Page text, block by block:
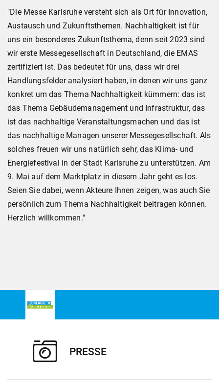
"Die Messe Karlsruhe versteht sich als Ort für Innovation,
Austausch und Zukunftsthemen. Nachhaltigkeit ist für
uns ein besonderes Zukunftsthema, denn seit 2023 sind
wir erste Messegesellschaft in Deutschland, die EMAS
zertifiziert ist. Das bedeutet für uns, dass wir drei
Handlungsfelder analysiert haben, in denen wir uns ganz
konkret um das Thema Nachhaltigkeit kümmern: das ist
das Thema Gebäudemanagement und Infrastruktur, das
ist das nachhaltige Veranstaltungsmachen und das ist
das nachhaltige Managen unserer Messegesellschaft. Als
solches freuen wir uns natürlich sehr, das Klima- und
Energiefestival in der Stadt Karlsruhe zu unterstützen. Am
9. Mai auf dem Marktplatz in diesem Jahr geht es los.
Seien Sie dabei, wenn Akteure Ihnen zeigen, was auch Sie
persönlich zum Thema Nachhaltigkeit beitragen können.
Herzlich willkommen."
PRESSE